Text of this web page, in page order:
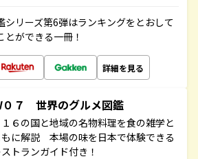
シリーズ第6弾はランキングをとおして
とができる一冊！
詳細を見る
０７ 世界のグルメ図鑑
１６の国と地域の名物料理を食の雑学と
もに解説 本場の味を日本で体験できる
ストランガイド付き！